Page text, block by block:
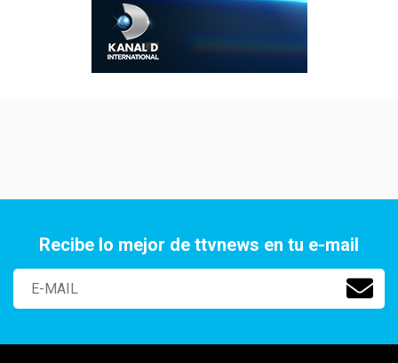
Recibe lo mejor de ttvnews en tu e-mail